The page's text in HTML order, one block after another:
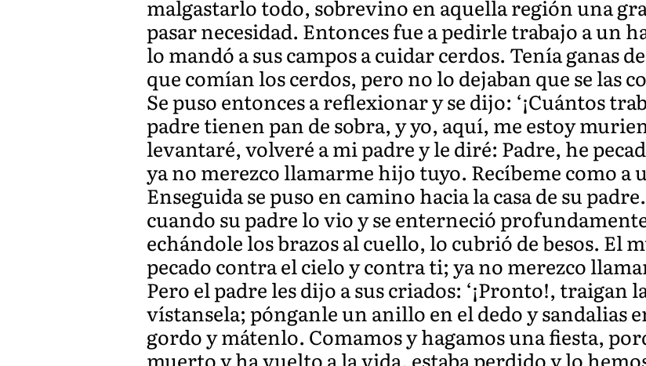
malgastarlo todo, sobrevino en aquella región una
pasar necesidad. Entonces fue a pedirle trabajo a un
lo mandó a sus campos a cuidar cerdos. Tenía ganas
que comían los cerdos, pero no lo dejaban que se las
Se puso entonces a reflexionar y se dijo: ‘¡Cuántos
padre tienen pan de sobra, y yo, aquí, me estoy
levantaré, volveré a mi padre y le diré: Padre, he
ya no merezco llamarme hijo tuyo. Recíbeme como a
Enseguida se puso en camino hacia la casa de su
cuando su padre lo vio y se enterneció
echándole los brazos al cuello, lo cubrió de besos. El
pecado contra el cielo y contra ti; ya no merezco
Pero el padre les dijo a sus criados: ‘¡Pronto!, traigan
vístansela; pónganle un anillo en el dedo y sandalias
gordo y mátenlo. Comamos y hagamos una fiesta,
muerto y ha vuelto a la vida, estaba perdido y lo